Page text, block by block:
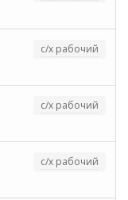
с/х рабочий
с/х рабочий
с/х рабочий